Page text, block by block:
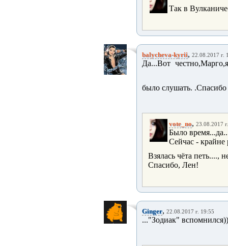
Так в
balycheva-kyrii, 22.08.2017 г.
Да...Вот
было слушать.
vote_no, 23.08.2017
Было
Сейчас - крайне
Взялась чёта петь....,
Спасибо, Лен!
Ginger, 22.08.2017 г. 19:55
..."Зодиак"